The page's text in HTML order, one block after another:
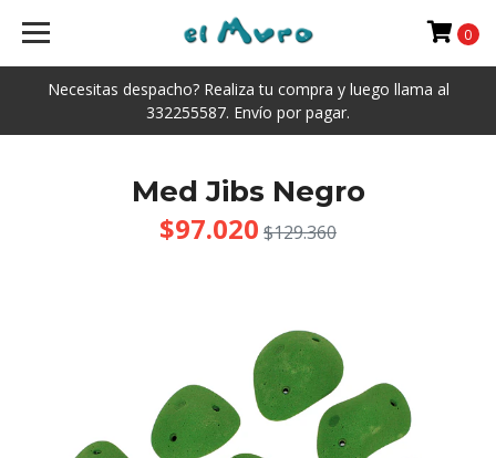
Necesitas despacho? Realiza tu compra y luego llama al
332255587. Envío por pagar.
0
Med Jibs Negro
$97.020 $129.360